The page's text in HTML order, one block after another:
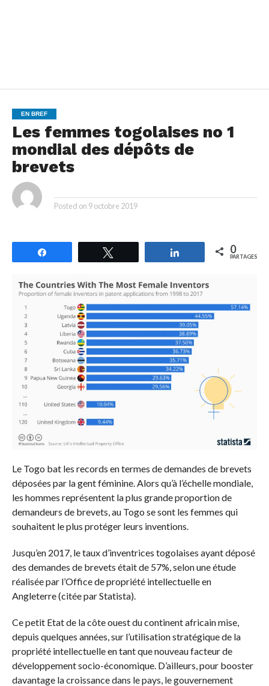
EN BREF
Les femmes togolaises no 1
mondial des dépôts de
brevets
Posted on 9 octobre 2019
Partagez 0
PARTAGES
Le Togo bat les records en termes de demandes de brevets
déposées par la gent féminine. Alors qu’à l’échelle mondiale,
les hommes représentent la plus grande proportion de
demandeurs de brevets, au Togo se sont les femmes qui
souhaitent le plus protéger leurs inventions.
Jusqu’en 2017, le taux d’inventrices togolaises ayant déposé
des demandes de brevets était de 57%, selon une étude
réalisée par l’Office de propriété intellectuelle en
Angleterre (citée par Statista).
Ce petit Etat de la côte ouest du continent africain mise,
depuis quelques années, sur l’utilisation stratégique de la
propriété intellectuelle en tant que nouveau facteur de
développement socio-économique. D’ailleurs, pour booster
davantage la croissance dans le pays, le gouvernement